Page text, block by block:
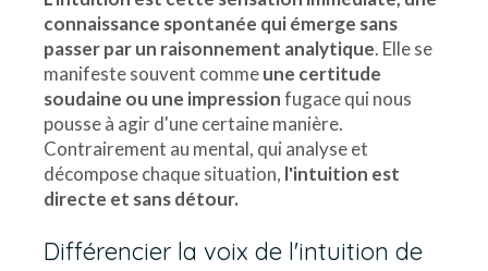
connaissance spontanée qui émerge sans
passer par un raisonnement analytique. Elle se
manifeste souvent commeune certitude
soudaine ou une impressionfugace qui nous
pousse à agir d'une certaine manière.
Contrairement au mental, qui analyse et
décompose chaque situation, l'intuition est
directe et sans détour.
Différencier la voix de l'intuition de